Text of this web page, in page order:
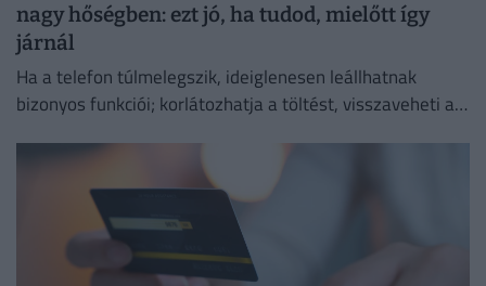
nagy hőségben: ezt jó, ha tudod, mielőtt így
járnál
Ha a telefon túlmelegszik, ideiglenesen leállhatnak
bizonyos funkciói; korlátozhatja a töltést, visszaveheti a